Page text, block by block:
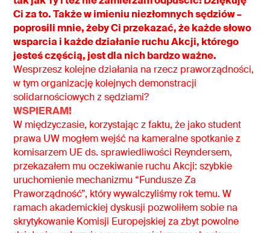
Ci za to. Także w imieniu niezłomnych sędziów –
poprosili mnie, żeby Ci przekazać, że każde słowo
wsparcia i każde działanie ruchu Akcji, którego
jesteś częścią, jest dla nich bardzo ważne.
Wesprzesz kolejne działania na rzecz praworządności,
w tym organizację kolejnych demonstracji
solidarnościowych z sędziami?
WSPIERAM!
W międzyczasie, korzystając z faktu, że jako student
prawa UW mogłem wejść na kameralne spotkanie z
komisarzem UE ds. sprawiedliwości Reyndersem,
przekazałem mu oczekiwanie ruchu Akcji: szybkie
uruchomienie mechanizmu “Fundusze Za
Praworządność”, który wywalczyliśmy rok temu. W
ramach akademickiej dyskusji pozwoliłem sobie na
skrytykowanie Komisji Europejskiej za zbyt powolne